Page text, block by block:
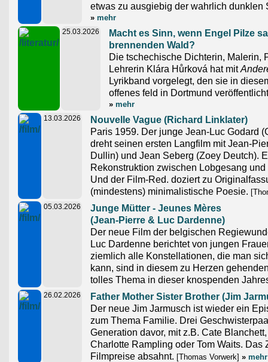
etwas zu ausgiebig der wahrlich dunklen
» mehr
25.03.2026
Macht es Sinn, wenn Engel Pilze
brennenden Wald?
Die tschechische Dichterin, Malerin,
Lehrerin Klára Hůrková hat mit
Lyrikband vorgelegt, den sie in
offenes feld in Dortmund
» mehr
13.03.2026
Nouvelle Vague (Richard Linklater)
Paris 1959. Der junge Jean-Luc Godard
dreht seinen ersten Langfilm mit Jean-
Dullin) und Jean Seberg (Zoey Deutch).
Rekonstruktion zwischen Lobgesang
Und der Film-Red. doziert zu
(mindestens) minimalistische Poesie.
05.03.2026
Junge Mütter - Jeunes Mères
(Jean-Pierre & Luc Dardenne)
Der neue Film der belgischen
Luc Dardenne berichtet von jungen
ziemlich alle Konstellationen, die man
kann, sind in diesem zu Herzen
tolles Thema in dieser knospenden
26.02.2026
Father Mother Sister Brother (Jim
Der neue Jim Jarmusch ist wieder ein
zum Thema Familie. Drei
Generation davor, mit z.B. Cate
Charlotte Rampling oder Tom Waits. Das
Filmpreise absahnt. [Thomas Vorwerk] » mehr